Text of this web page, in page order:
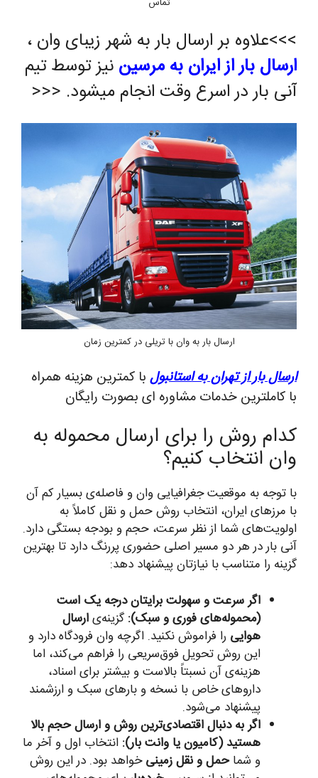
>>>علاوه بر ارسال بار به شهر زیبای وان ،
ارسال بار از ایران به مرسین نیز توسط تیم
آنی بار در اسرع وقت انجام میشود. <<<
ارسال بار به وان با تریلی در کمترین زمان
ارسال بار از تهران به استانبول با کمترین هزینه همراه
با کاملترین خدمات مشاوره ای بصورت رایگان
کدام روش را برای ارسال محموله به
وان انتخاب کنیم؟
با توجه به موقعیت جغرافیایی وان و فاصله‌ی بسیار کم آن
با مرزهای ایران، انتخاب روش حمل و نقل کاملاً به
اولویت‌های شما از نظر سرعت، حجم و بودجه بستگی دارد.
آنی بار در هر دو مسیر اصلی حضوری پررنگ دارد تا بهترین
گزینه را متناسب با نیازتان پیشنهاد دهد:
اگر سرعت و سهولت برایتان درجه یک است
(محموله‌های فوری و سبک): گزینه‌یارسال
هوایی را فراموش نکنید. اگرچه وان فرودگاه دارد و
این روش تحویل فوق‌سریعی را فراهم می‌کند، اما
هزینه‌ی آن نسبتاً بالاست و بیشتر برای اسناد،
داروهای خاص با نسخه و بارهای سبک و ارزشمند
پیشنهاد می‌شود.
اگر به دنبال اقتصادی‌ترین روش و ارسال حجم بالا
هستید (کامیون یا وانت بار): انتخاب اول و آخر ما
و شماحمل و نقل زمینیخواهد بود. در این روش